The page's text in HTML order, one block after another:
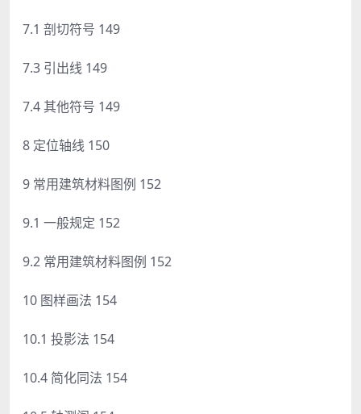
7.1 剖切符号 149
7.3 引出线 149
7.4 其他符号 149
8 定位轴线 150
9 常用建筑材料图例 152
9.1 一般规定 152
9.2 常用建筑材料图例 152
10 图样画法 154
10.1 投影法 154
10.4 简化同法 154